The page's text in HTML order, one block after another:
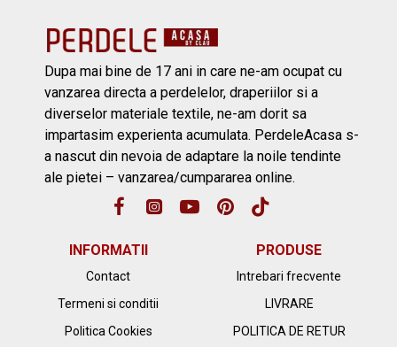
Dupa mai bine de 17 ani in care ne-am ocupat cu
vanzarea directa a perdelelor, draperiilor si a
diverselor materiale textile, ne-am dorit sa
impartasim experienta acumulata. PerdeleAcasa s-
a nascut din nevoia de adaptare la noile tendinte
ale pietei – vanzarea/cumpararea online.
INFORMATII
Contact
Termeni si conditii
Politica Cookies
PRODUSE
Intrebari frecvente
LIVRARE
POLITICA DE RETUR